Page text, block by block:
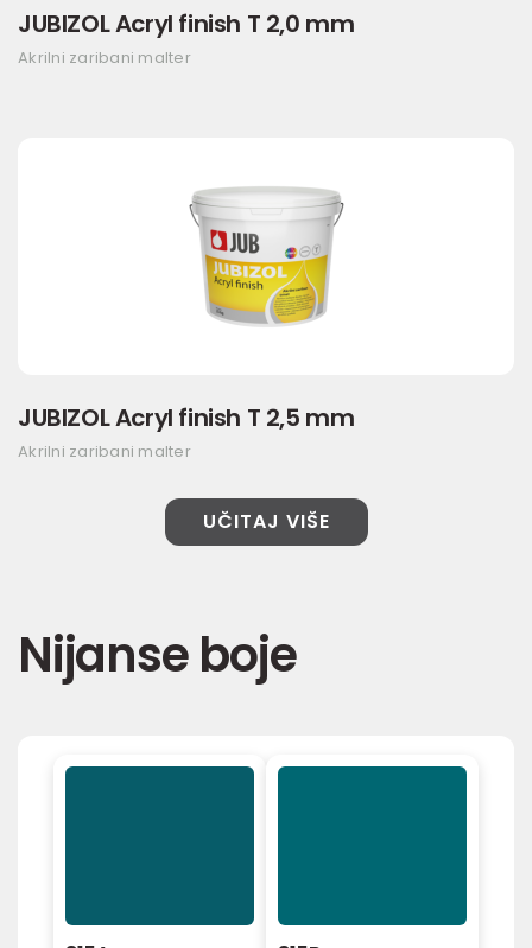
JUBIZOL Acryl finish T 2,0 mm
Akrilni zaribani malter
JUBIZOL Acryl finish T 2,5 mm
Akrilni zaribani malter
UČITAJ VIŠE
Nijanse boje